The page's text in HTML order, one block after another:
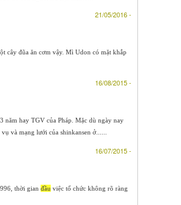
21/05/2016 -
cây đũa ăn cơm vậy. Mì Udon có mặt khắp
16/08/2015 -
năm hay TGV của Pháp. Mặc dù ngày nay
và mạng lưới của shinkansen ở......
16/07/2015 -
thời gian đầu việc tổ chức không rõ ràng